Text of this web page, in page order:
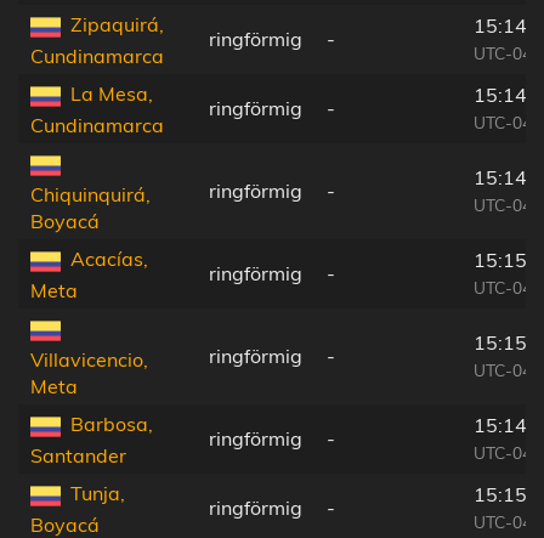
Zipaquirá,
Cundinamarca
ringförmig -
UTC-
La Mesa,
Cundinamarca
ringförmig -
UTC-
Chiquinquirá,
Boyacá
ringförmig -
UTC-
Acacías,
Meta
ringförmig -
UTC-
Villavicencio,
Meta
ringförmig -
UTC-
Barbosa,
Santander
ringförmig -
UTC-
Tunja,
Boyacá
ringförmig -
UTC-